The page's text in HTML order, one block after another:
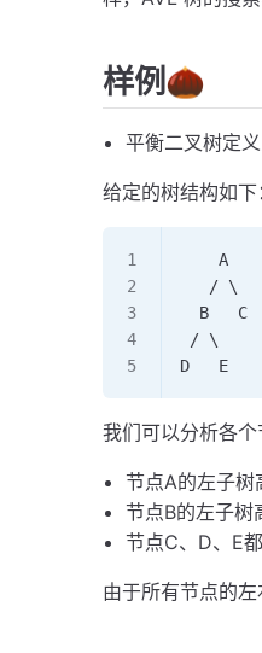
样例🌰
平衡二叉树定
给定的树结构如下
    A
   / \
  B   C
/ \
D   E
我们可以分析各个
节点A的左子树
节点B的左子树
节点C、D、E
由于所有节点的